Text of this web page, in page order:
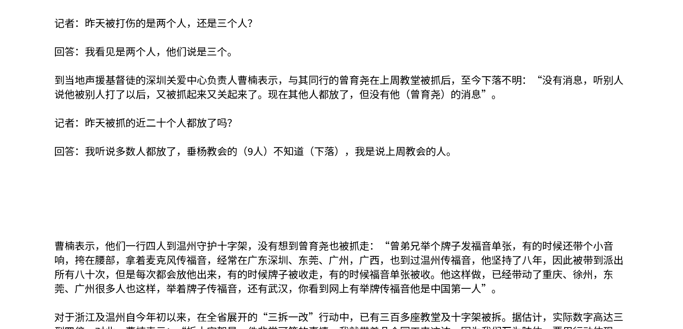
记者：昨天被打伤的是两个人，还是三个人？
回答：我看见是两个人，他们说是三个。
到当地声援基督徒的深圳关爱中心负责人曹楠表示，与其同行的曾育尧在上周教堂被抓后，至今下落不明：“没有消息，听别人
说他被别人打了以后，又被抓起来又关起来了。现在其他人都放了，但没有他（曾育尧）的消息”。
记者：昨天被抓的近二十个人都放了吗？
回答：我听说多数人都放了，垂杨教会的（9人）不知道（下落），我是说上周教会的人。
曹楠表示，他们一行四人到温州守护十字架，没有想到曾育尧也被抓走：“曾弟兄举个牌子发福音单张，有的时候还带个小音
响，挎在腰部，拿着麦克风传福音，经常在广东深圳、东莞、广州，广西，也到过温州传福音，他坚持了八年，因此被带到派出
所有八十次，但是每次都会放他出来，有的时候牌子被收走，有的时候福音单张被收。他这样做，已经带动了重庆、徐州，东
莞、广州很多人也这样，举着牌子传福音，还有武汉，你看到网上有举牌传福音他是中国第一人”。
对于浙江及温州自今年初以来，在全省展开的“三拆一改”行动中，已有三百多座教堂及十字架被拆。据估计，实际数字高达三